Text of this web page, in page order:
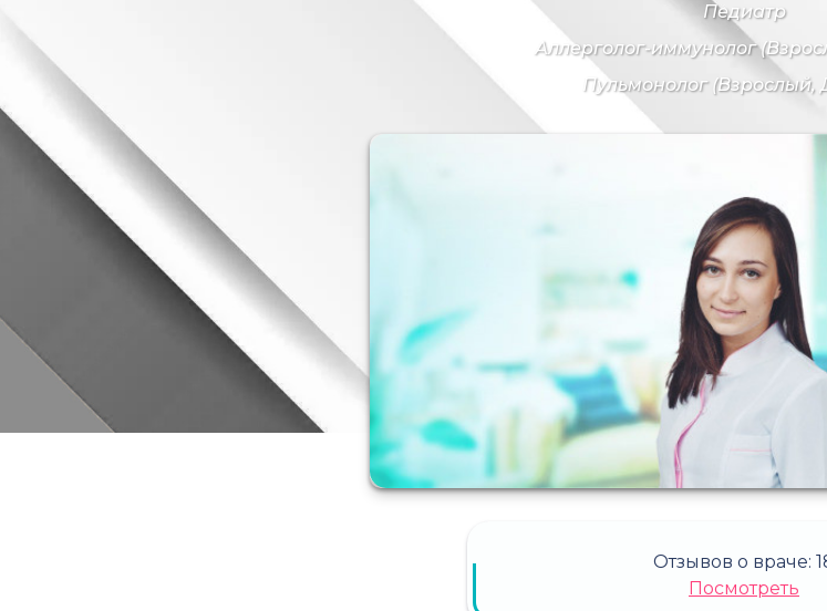
Педиатр
Аллерголог-иммунолог
Пульмонолог(Взрослый,
Отзывов о враче:
Посмотреть